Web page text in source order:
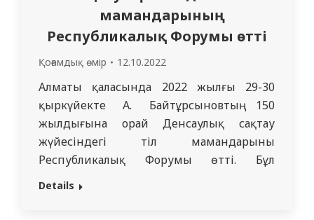
мамандарының
Республикалық Форумы өтті
Қоғамдық өмір 12.10.2022
Алматы қаласында 2022 жылғы 29-30
қыркүйекте А. Байтұрсыновтың 150
жылдығына орай Денсаулық сақтау
жүйесіндегі тіл мамандарының
Республикалық Форумы өтті. Бұл
Форумға “СМУ” КеАҚ атынан ҚР еңбек
Details